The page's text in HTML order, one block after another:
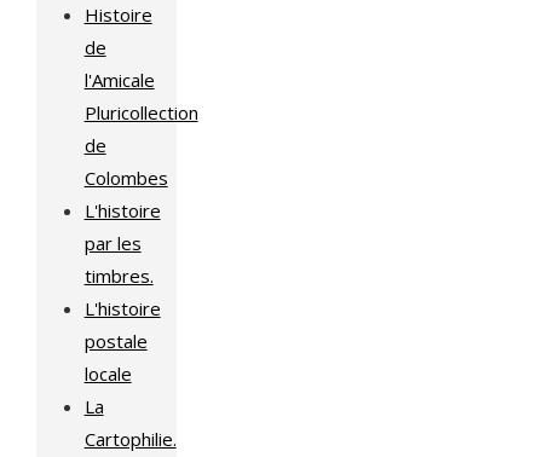
Histoire
de
l'Amicale
Pluricollection
de
Colombes
L'histoire
par les
timbres.
L'histoire
postale
locale
La
Cartophilie.